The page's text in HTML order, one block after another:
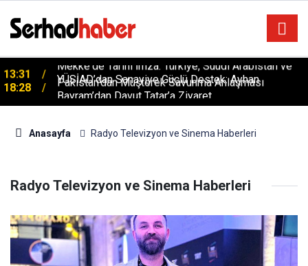
Mekke'de Tarihi İmza: Türkiye, Suudi Arabistan ve
Pakistan'dan Müşterek Savunma Anlaşması
18:28
YÜSİAD’dan Sanayiye Güçlü Destek: Ayhan
Bayram’dan Davut Tatar’a Ziyaret
Anasayfa Radyo Televizyon ve Sinema Haberleri
Radyo Televizyon ve Sinema Haberleri